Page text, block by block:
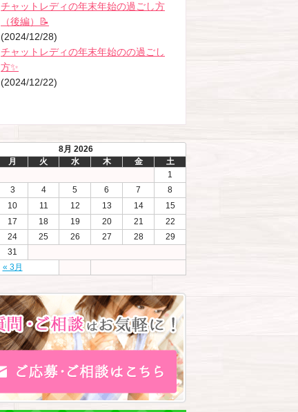
チャットレディの年末年始の過ごし方
（後編）📝
(2024/12/28)
チャットレディの年末年始のの過ごし
方✨
(2024/12/22)
8月 2026
月 火 水 木 金 土
« 3月
1
3 4 5 6 7
8
10 11 12 13 14
15
17 18 19 20 21
22
24 25 26 27 28
29
31